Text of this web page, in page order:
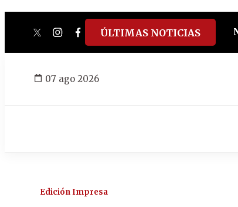
twitterinstagram
facebook
tiktokyoutube
spotify
ÚLTIMAS NOTICIAS
07 ago 2026
Edición Impresa